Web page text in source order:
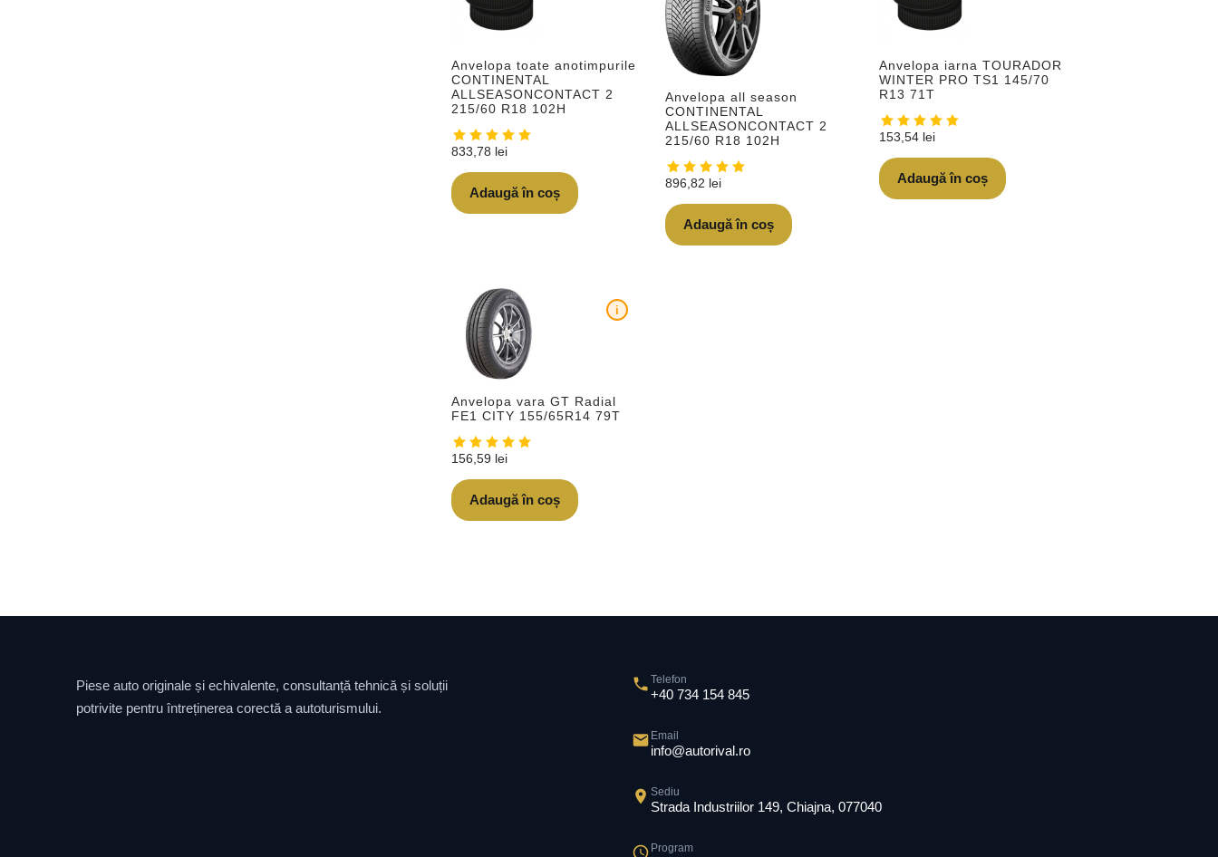
Anvelopa toate anotimpurile
CONTINENTAL
ALLSEASONCONTACT 2
215/60 R18 102H
833,78 lei
Adaugă în coș
Anvelopa all season
CONTINENTAL
ALLSEASONCONTACT 2
215/60 R18 102H
896,82 lei
Adaugă în coș
Anvelopa iarna TOURADOR
WINTER PRO TS1 145/70
R13 71T
153,54 lei
Adaugă în coș
Anvelopa vara GT Radial
FE1 CITY 155/65R14 79T
i
156,59 lei
Adaugă în coș
Piese auto originale și echivalente, consultanță tehnică și soluții
potrivite pentru întreținerea corectă a autoturismului.
Telefon
+40 734 154 845
Email
info@autorival.ro
Sediu
Strada Industriilor 149, Chiajna, 077040
Program